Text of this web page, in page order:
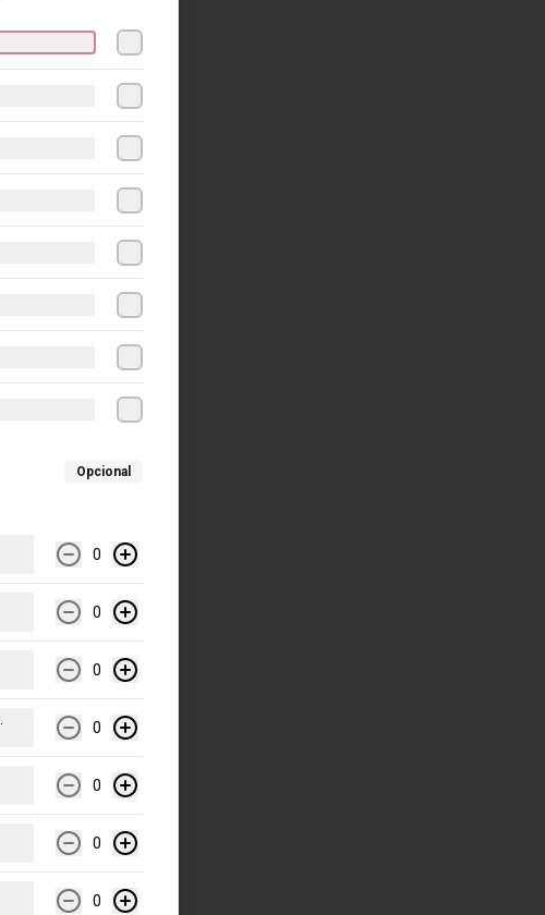
Opcional
0
0
0
0
0
0
0